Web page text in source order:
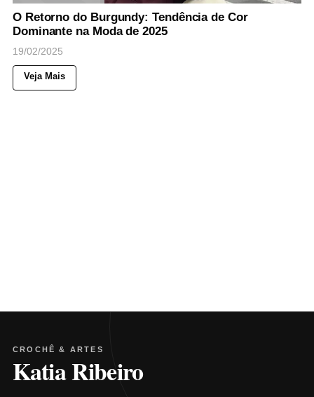
O Retorno do Burgundy: Tendência de Cor
Dominante na Moda de 2025
19/02/2025
Veja Mais
CROCHÊ & ARTES
Katia Ribeiro